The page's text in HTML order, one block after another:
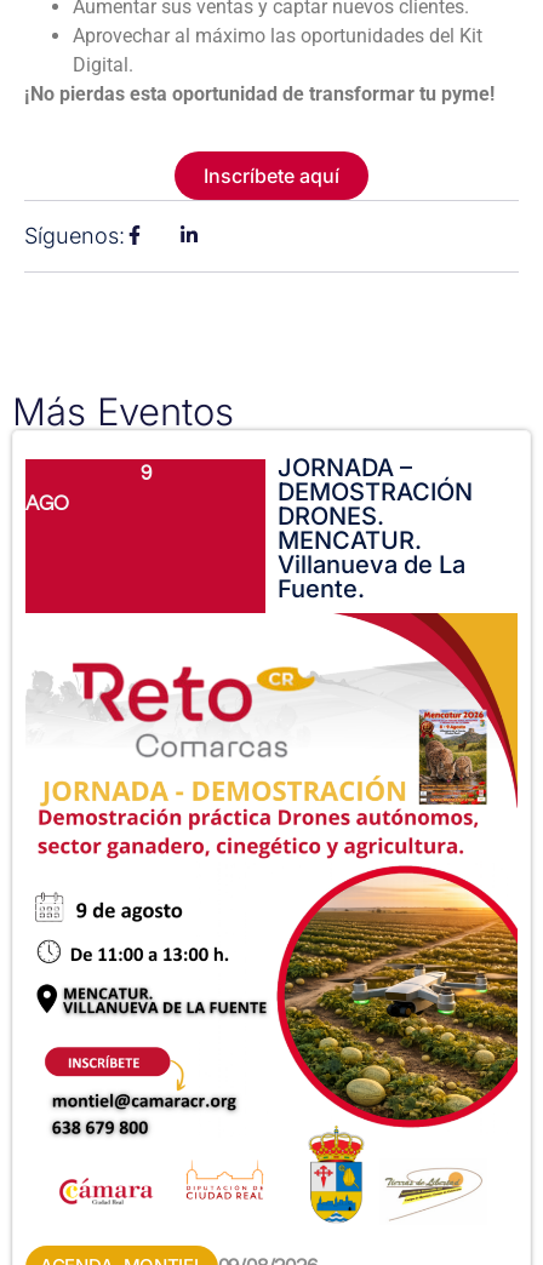
Aumentar sus ventas y captar nuevos clientes.
Aprovechar al máximo las oportunidades del Kit
Digital.
¡No pierdas esta oportunidad de transformar tu pyme!
Inscríbete aquí
Síguenos:
Más Eventos
9
AGO
JORNADA –
DEMOSTRACIÓN
DRONES.
MENCATUR.
Villanueva de La
Fuente.